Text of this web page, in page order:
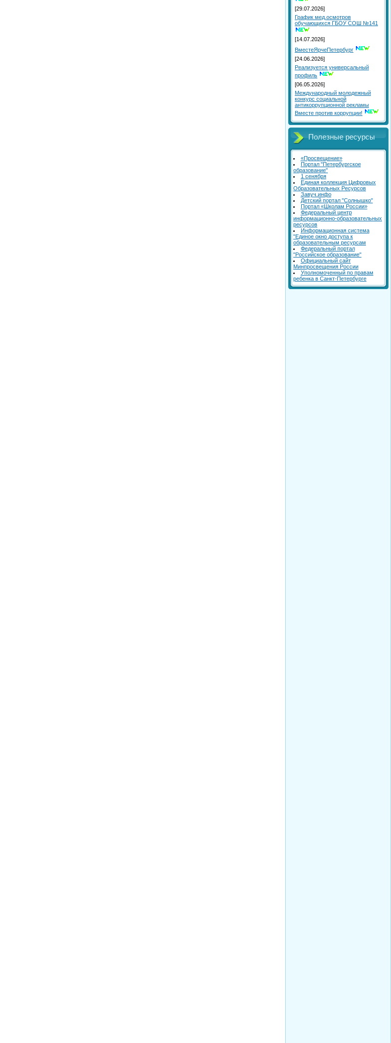
[29.07.2026]
График мед.осмотров
обучающихся ГБОУ СОШ №141
[14.07.2026]
ВместеЯрчеПетербург
[24.06.2026]
Реализуется универсальный
профиль
[06.05.2026]
Международный молодежный
конкурс социальной
антикоррупционной рекламы
Вместе против коррупции!
Полезные ресурсы
«Просвещение»
Портал "Петербургское
образование"
1 сенября
Единая коллекция Цифровых
Образовательных Ресурсов
Завуч.инфо
Детский портал "Солнышко"
Портал «Школам России»
Федеральный центр
информационно-образовательных
ресурсов
Информационная система
"Единое окно доступа к
образовательным ресурсам
Федеральный портал
"Российское образование"
Официальный сайт
Минпросвещения России
Уполномоченный по правам
ребенка в Санкт-Петербурге